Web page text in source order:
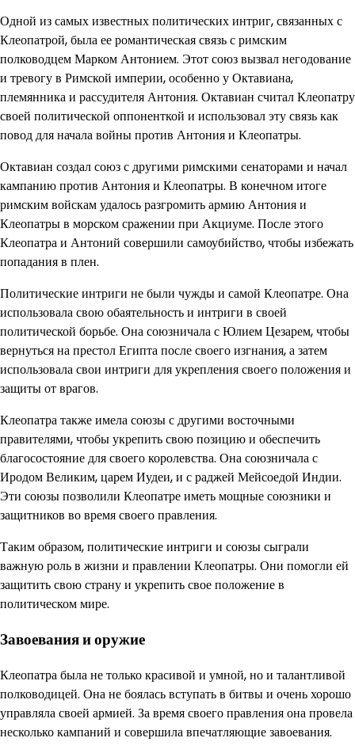
Одной из самых известных политических интриг, связанных с
Клеопатрой, была ее романтическая связь с римским
полководцем Марком Антонием. Этот союз вызвал негодование
и тревогу в Римской империи, особенно у Октавиана,
племянника и рассудителя Антония. Октавиан считал Клеопатру
своей политической оппоненткой и использовал эту связь как
повод для начала войны против Антония и Клеопатры.
Октавиан создал союз с другими римскими сенаторами и начал
кампанию против Антония и Клеопатры. В конечном итоге
римским войскам удалось разгромить армию Антония и
Клеопатры в морском сражении при Акциуме. После этого
Клеопатра и Антоний совершили самоубийство, чтобы избежать
попадания в плен.
Политические интриги не были чужды и самой Клеопатре. Она
использовала свою обаятельность и интриги в своей
политической борьбе. Она союзничала с Юлием Цезарем, чтобы
вернуться на престол Египта после своего изгнания, а затем
использовала свои интриги для укрепления своего положения и
защиты от врагов.
Клеопатра также имела союзы с другими восточными
правителями, чтобы укрепить свою позицию и обеспечить
благосостояние для своего королевства. Она союзничала с
Иродом Великим, царем Иудеи, и с раджей Мейсоедой Индии.
Эти союзы позволили Клеопатре иметь мощные союзники и
защитников во время своего правления.
Таким образом, политические интриги и союзы сыграли
важную роль в жизни и правлении Клеопатры. Они помогли ей
защитить свою страну и укрепить свое положение в
политическом мире.
Завоевания и оружие
Клеопатра была не только красивой и умной, но и талантливой
полководицей. Она не боялась вступать в битвы и очень хорошо
управляла своей армией. За время своего правления она провела
несколько кампаний и совершила впечатляющие завоевания.